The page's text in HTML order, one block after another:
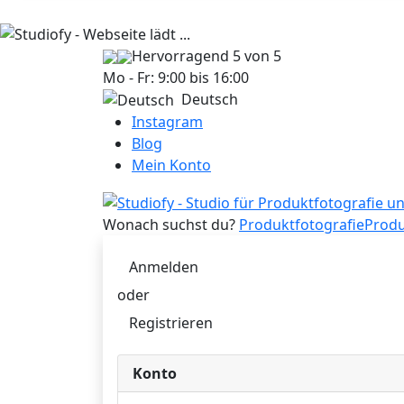
Hervorragend 5 von 5
Mo - Fr: 9:00 bis 16:00
Deutsch
Instagram
Blog
Mein Konto
Wonach suchst du? Produktfotografie
Anmelden
oder
Registrieren
Konto